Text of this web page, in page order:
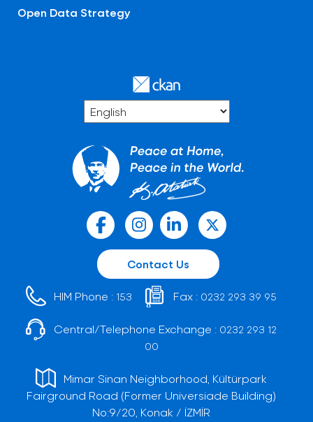
Open Data Strategy
Contact Us
HIM Phone : 153 Fax : 0232 293 39 95
Central/Telephone Exchange : 0232 293 12
00
Mimar Sinan Neighborhood, Kültürpark
Fairground Road (Former Universiade Building)
No:9/20, Konak / İZMİR